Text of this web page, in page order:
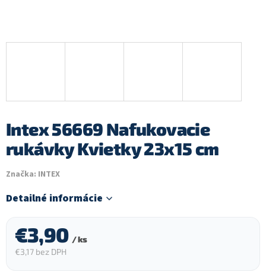
Intex 56669 Nafukovacie
rukávky Kvietky 23x15 cm
Značka: INTEX
Detailné informácie
€3,90 / ks
€3,17 bez DPH